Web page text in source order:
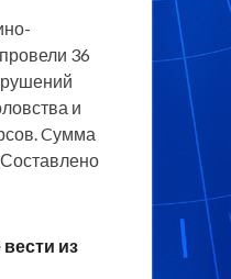
36
и
Cумма
из